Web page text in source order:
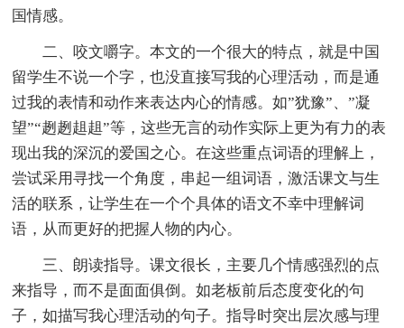
国情感。
二、咬文嚼字。本文的一个很大的特点，就是中国
留学生不说一个字，也没直接写我的心理活动，而是通
过我的表情和动作来表达内心的情感。如”犹豫”、”凝
望”“趔趔趄趄”等，这些无言的动作实际上更为有力的表
现出我的深沉的爱国之心。在这些重点词语的理解上，
尝试采用寻找一个角度，串起一组词语，激活课文与生
活的联系，让学生在一个个具体的语文不幸中理解词
语，从而更好的把握人物的内心。
三、朗读指导。课文很长，主要几个情感强烈的点
来指导，而不是面面俱倒。如老板前后态度变化的句
子，如描写我心理活动的句子。指导时突出层次感与理